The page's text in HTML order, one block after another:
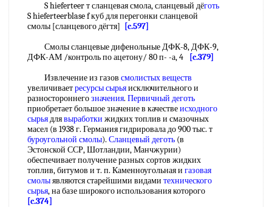
S hieferteer т сланцевая смола, сланцевый дёготь
S hieferteerblase f куб для перегонки сланцевой
смолы [сланцевого дёгтя]
[c.597]
Смолы сланцевые дифенольные ДФК-8, ДФК-9,
ДФК-АМ /контроль по ацетону/ 80 п- -а, 4
[c.379]
Извлечение из газов смолистых веществ
увеличиваетресурсы сырьяисключительного и
разностороннегозначения. Первичный деготь
приобретает большое значение в качествеисходного
сырьядлявыработки жидких топлив и смазочных
масел (в 1938 г. Германия гидрировала до 900 тыс. т
буроугольной смолы). Сланцевый деготь (в
Эстонской ССР, Шотландии, Манчжурии)
обеспечивает получение разных сортов жидких
топлив, битумов и т. п. Каменноугольная и газовая
смолыявляются старейшими видами технического
сырья, на базе широкого использования которого
[c.374]